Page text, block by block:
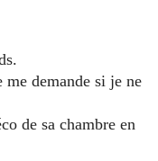
demande si je ne
de sa chambre en